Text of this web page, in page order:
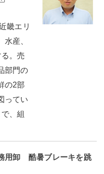
畿エリ
産、
。売
部門の
の2部
ってい
、組
用卸 酷暑ブレーキを跳